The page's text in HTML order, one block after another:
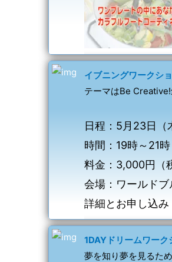
イブニングワークシ
テーマはBe Creative!
日程：5月23日（
時間：19時～21時
料金：3,000円（
会場：ワールドブ
詳細とお申し込み
1DAYドリームワーク
夢を知り夢を見るた